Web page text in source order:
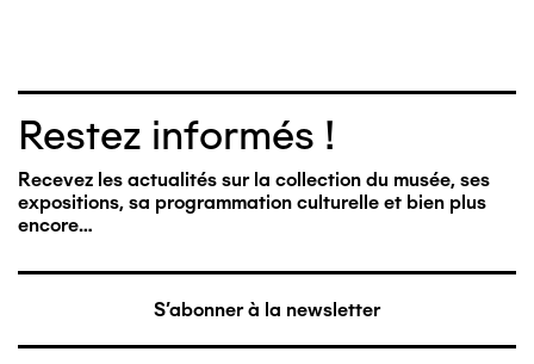
Restez informés !
Recevez les actualités sur la collection du musée, ses
expositions, sa programmation culturelle et bien plus
encore…
S'abonner à la newsletter